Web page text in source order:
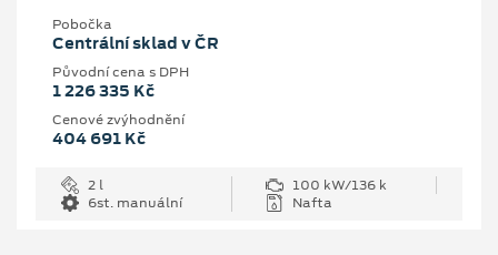
Pobočka
Centrální sklad v ČR
Původní cena s DPH
1 226 335 Kč
Cenové zvýhodnění
404 691 Kč
2 l
100 kW/136 k
6st. manuální
Nafta